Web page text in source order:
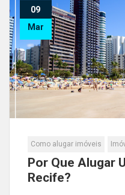
09
Mar
Como alugar imóveis
Por Que Alugar
Recife?